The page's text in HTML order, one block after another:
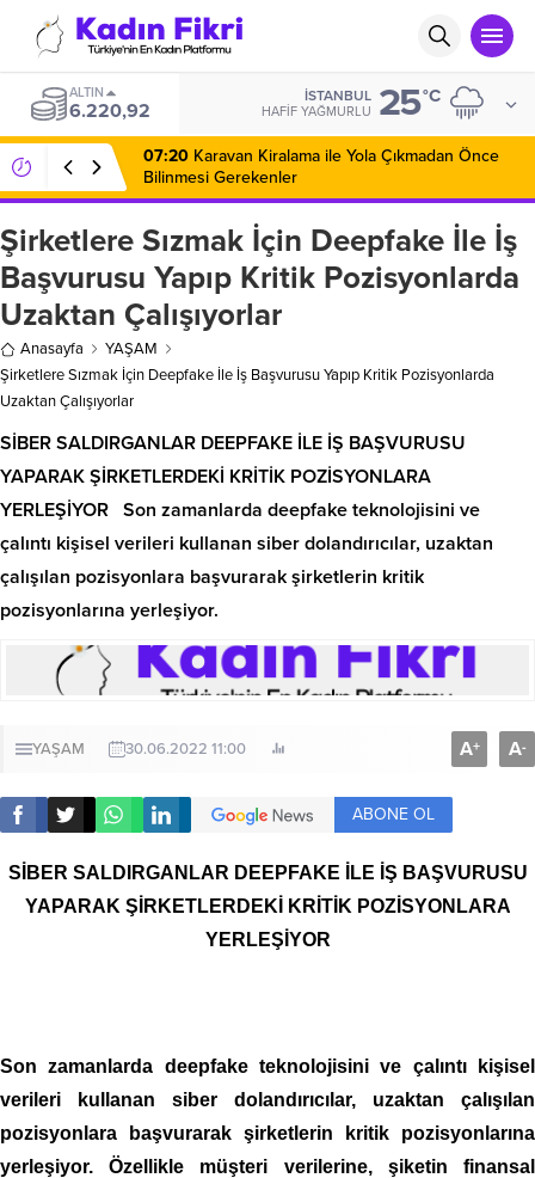
ALTIN
6.220,92
İSTANBUL
HAFIF YAĞMURLU 25°C
07:20 Karavan Kiralama ile Yola Çıkmadan Önce
Bilinmesi Gerekenler
Şirketlere Sızmak İçin Deepfake İle İş
Başvurusu Yapıp Kritik Pozisyonlarda
Uzaktan Çalışıyorlar
Anasayfa
YAŞAM
Şirketlere Sızmak İçin Deepfake İle İş Başvurusu Yapıp Kritik Pozisyonlarda
Uzaktan Çalışıyorlar
SİBER SALDIRGANLAR DEEPFAKE İLE İŞ BAŞVURUSU
YAPARAK ŞİRKETLERDEKİ KRİTİK POZİSYONLARA
YERLEŞİYOR Son zamanlarda deepfake teknolojisini ve
çalıntı kişisel verileri kullanan siber dolandırıcılar, uzaktan
çalışılan pozisyonlara başvurarak şirketlerin kritik
pozisyonlarına yerleşiyor.
YAŞAM 30.06.2022 11:00 A+ A-
ABONE OL
SİBER SALDIRGANLAR DEEPFAKE İLE İŞ BAŞVURUSU
YAPARAK ŞİRKETLERDEKİ KRİTİK POZİSYONLARA
YERLEŞİYOR
Son zamanlarda deepfake teknolojisini ve çalıntı kişisel
verileri kullanan siber dolandırıcılar, uzaktan çalışılan
pozisyonlara başvurarak şirketlerin kritik pozisyonlarına
yerleşiyor. Özellikle müşteri verilerine, şiketin finansal